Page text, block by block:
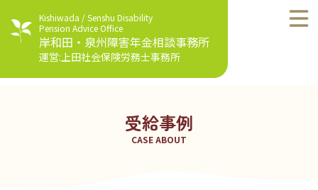
Kishiwada / Senshu Disability
Pension Advice Office
岸和田・泉州障害年金相談事務所
運営:上田社会保険労務士事務所
受給事例
CASE ABOUT